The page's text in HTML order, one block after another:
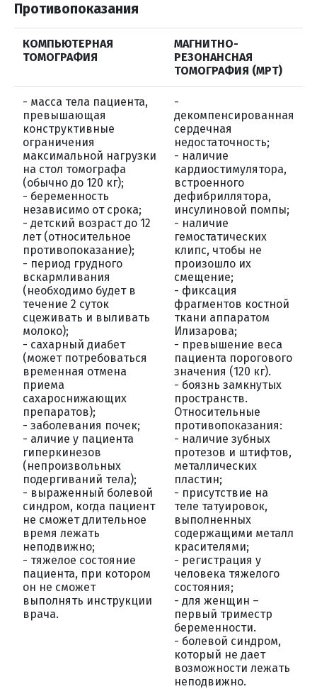
Противопоказания
КОМПЬЮТЕРНАЯ
ТОМОГРАФИЯ
МАГНИТНО-
РЕЗОНАНСНАЯ
ТОМОГРАФИЯ (МРТ)
- масса тела пациента,
превышающая
конструктивные
ограничения
максимальной нагрузки
на стол томографа
(обычно до 120 кг);
- беременность
независимо от срока;
- детский возраст до 12
лет (относительное
противопоказание);
- период грудного
вскармливания
(необходимо будет в
течение 2 суток
сцеживать и выливать
молоко);
- сахарный диабет
(может потребоваться
временная отмена
приема
сахароснижающих
препаратов);
- заболевания почек;
- аличие у пациента
гиперкинезов
(непроизвольных
подергиваний тела);
- выраженный болевой
синдром, когда пациент
не сможет длительное
время лежать
неподвижно;
- тяжелое состояние
пациента, при котором
он не сможет
выполнять инструкции
врача.
-
декомпенсированная
сердечная
недостаточность;
- наличие
кардиостимулятора,
встроенного
дефибриллятора,
инсулиновой помпы;
- наличие
гемостатических
клипс, чтобы не
произошло их
смещение;
- фиксация
фрагментов костной
ткани аппаратом
Илизарова;
- превышение веса
пациента порогового
значения (120 кг).
- боязнь замкнутых
пространств.
Относительные
противопоказания:
- наличие зубных
протезов и штифтов,
металлических
пластин;
- присутствие на
теле татуировок,
выполненных
содержащими металл
красителями;
- регистрация у
человека тяжелого
состояния;
- для женщин –
первый триместр
беременности.
- болевой синдром,
который не дает
возможности лежать
неподвижно.